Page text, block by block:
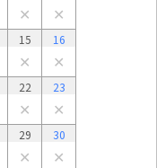
✕ ✕
15
✕
16
✕
22
✕
23
✕
29
✕
30
✕